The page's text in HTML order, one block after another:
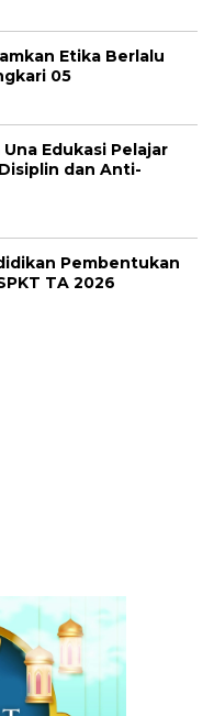
Etika Berlalu
05
Edukasi Pelajar
dan Anti-
Pembentukan
TA 2026